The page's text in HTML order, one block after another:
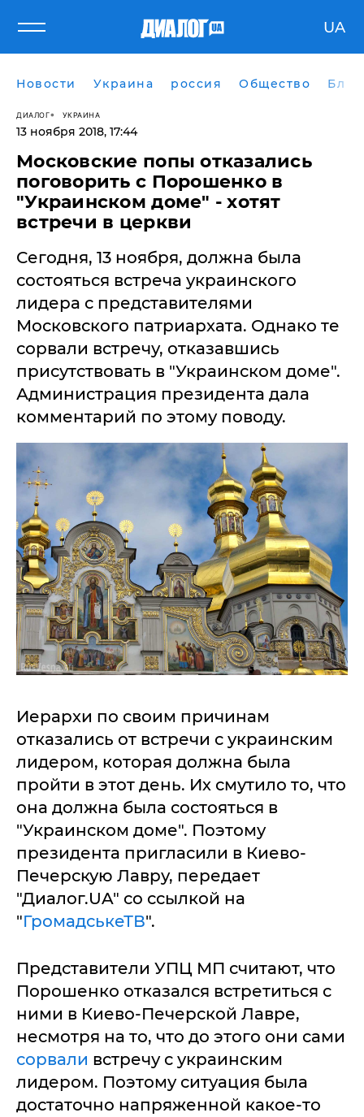
UA
Новости Украина россия Общество
ДИАЛОГ УКРАИНА
13 ноября 2018, 17:44
Московские попы отказались
поговорить с Порошенко в
"Украинском доме" - хотят
встречи в церкви
Сегодня, 13 ноября, должна была
состояться встреча украинского
лидера с представителями
Московского патриархата. Однако те
сорвали встречу, отказавшись
присутствовать в "Украинском доме".
Администрация президента дала
комментарий по этому поводу.
Иерархи по своим причинам
отказались от встречи с украинским
лидером, которая должна была
пройти в этот день. Их смутило то, что
она должна была состояться в
"Украинском доме". Поэтому
президента пригласили в Киево-
Печерскую Лавру, передает
"Диалог.UA" со ссылкой на
"ГромадськеТВ".
Представители УПЦ МП считают, что
Порошенко отказался встретиться с
ними в Киево-Печерской Лавре,
несмотря на то, что до этого они сами
сорвали встречу с украинским
лидером. Поэтому ситуация была
достаточно напряженной какое-то